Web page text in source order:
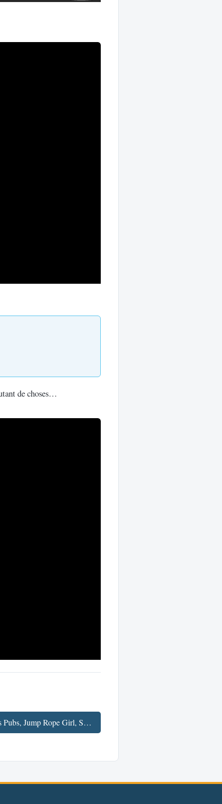
de choses…
Fav'Week : Google Glasses Pubs, Jump Rope Girl, Spy vs Guy, 1999 →